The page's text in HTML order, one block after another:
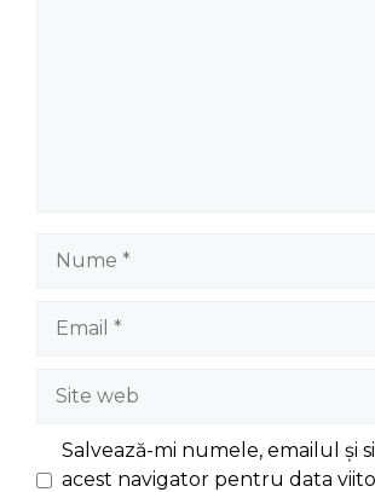
Site
web
Salvează-mi numele, emailul și
acest navigator pentru data